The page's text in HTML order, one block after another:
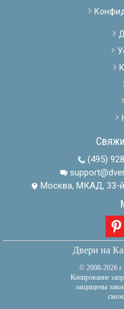
(495)
Москва, МКАД, 33-
Двери на
© 2008-2026
Копирование
защищены